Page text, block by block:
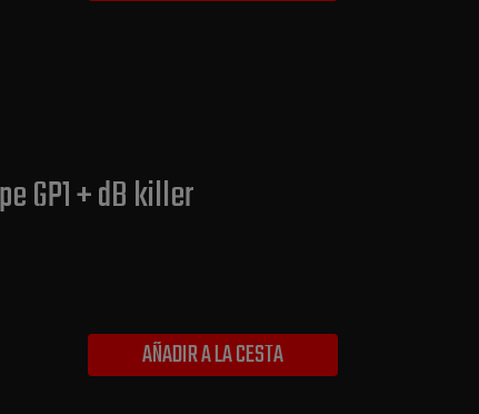
GP1 + dB killer
AÑADIR A LA CESTA